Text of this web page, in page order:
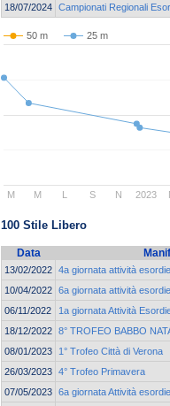
18/07/2024 Campionati Regionali
50 m 25 m
2023
M M L S N
100 Stile Libero
Data
13/02/2022 4a giornata attività
10/04/2022 6a giornata attività
06/11/2022
1a giornata Attività
18/12/2022 8° TROFEO BABBO
08/01/2023
1° Trofeo Città di Verona
26/03/2023 4° Trofeo Primavera
07/05/2023 6a giornata Attività